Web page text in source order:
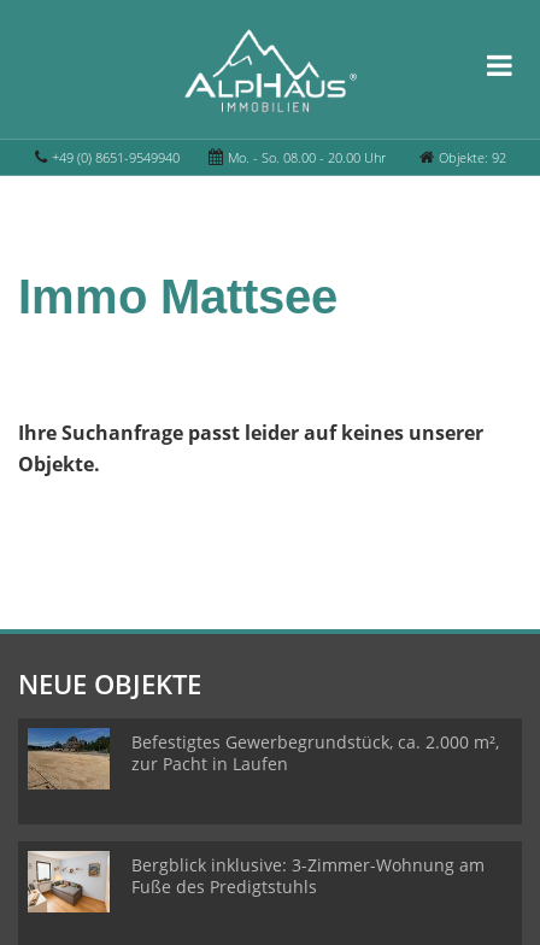
+49 (0) 8651-9549940 Mo. - So. 08.00 - 20.00 Uhr Objekte: 92
Immo Mattsee
Ihre Suchanfrage passt leider auf keines unserer
Objekte.
NEUE OBJEKTE
Befestigtes Gewerbegrundstück, ca. 2.000 m²,
zur Pacht in Laufen
Bergblick inklusive: 3-Zimmer-Wohnung am
Fuße des Predigtstuhls